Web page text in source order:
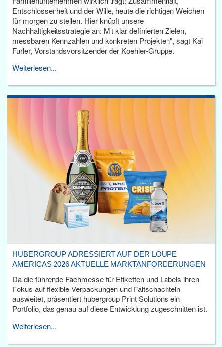
Entschlossenheit und der Wille, heute die richtigen Weichen
für morgen zu stellen. Hier knüpft unsere
Nachhaltigkeitsstrategie an: Mit klar definierten Zielen,
messbaren Kennzahlen und konkreten Projekten", sagt Kai
Furler, Vorstandsvorsitzender der Koehler-Gruppe.
Weiterlesen...
HUBERGROUP ADRESSIERT AUF DER LOUPE
AMERICAS 2026 AKTUELLE MARKTANFORDERUNGEN
Da die führende Fachmesse für Etiketten und Labels ihren
Fokus auf flexible Verpackungen und Faltschachteln
ausweitet, präsentiert hubergroup Print Solutions ein
Portfolio, das genau auf diese Entwicklung zugeschnitten ist.
Weiterlesen...